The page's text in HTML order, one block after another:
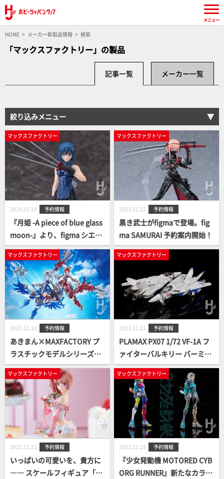
HOME メーカー新製品情報 検索
「マックスファクトリー」の製品
記事一覧 メーカー一覧
絞り込みメニュー
マックスファクトリー
2024.01.18 予約情報
『月姫 -A piece of blue glass
moon-』より、figma シエル
が通常版とDX Edition.の二種
展開で予約開始！
マックスファクトリー
2023.12.22 予約情報
黒き武士がfigmaで登場。fig
ma SAMURAI 予約案内開始！
マックスファクトリー
2023.12.21 予約情報
あきまん×MAXFACTORY プ
ラスチックモデルシリーズ
『ゴッズオーダー』に赤き炎
の竜・青き海の竜がそれぞれ
予約案内開始！
マックスファクトリー
2023.12.21 予約情報
PLAMAX PX07 1/72 VF-1A フ
ァイターバルキリー バーミリ
オン小隊（マクシミリアン・
ジーナス／柿崎速雄）出撃！
マックスファクトリー
2023.12.21 予約情報
いっぱいの可愛いを、貴方に
―― スケールフィギュア「い
マックスファクトリー
2023.12.19 予約情報
『少女発動機 MOTORED CYB
ORG RUNNER』新たなカラー
メニュー